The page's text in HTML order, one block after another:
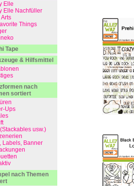
Elle
Elle Nachfüller
Arts
Things
Tape
& Hilfsmittel
nach
sortiert
Ups
usw.)
Labels, Banner
nach Themen